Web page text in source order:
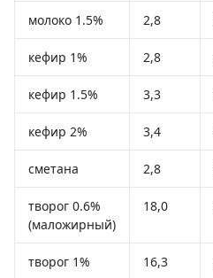
молоко 1.5% 2,8
кефир 1% 2,8
кефир 1.5% 3,3
кефир 2% 3,4
сметана 2,8
творог 0.6%
(маложирный)
18,0
творог 1% 16,3